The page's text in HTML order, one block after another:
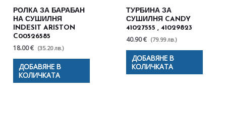
РОЛКА ЗА БАРАБАН
НА СУШИЛНЯ
INDESIT ARISTON
C00526585
18.00 € (35.20 лв.)
ДОБАВЯНЕ В
КОЛИЧКАТА
ТУРБИНА ЗА
СУШИЛНЯ CANDY
41027555 , 41029823
40.90 € (79.99 лв.)
ДОБАВЯНЕ В
КОЛИЧКАТА